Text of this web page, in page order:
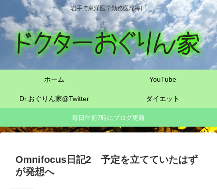
岩手で東洋医学勤務医な毎日
ホーム YouTube
Dr.おぐりん家@Twitter ダイエット
毎日午前7時にブログ更新
Omnifocus日記2 予定を立てていたはず
が発想へ